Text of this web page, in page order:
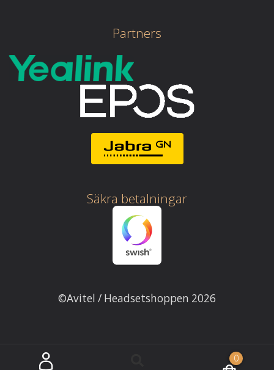
Partners
Säkra betalningar
©Avitel / Headsetshoppen 2026
0